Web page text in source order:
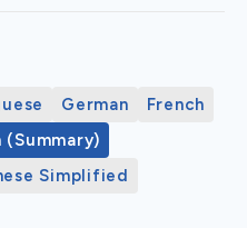
German
French
(Summary)
Simplified